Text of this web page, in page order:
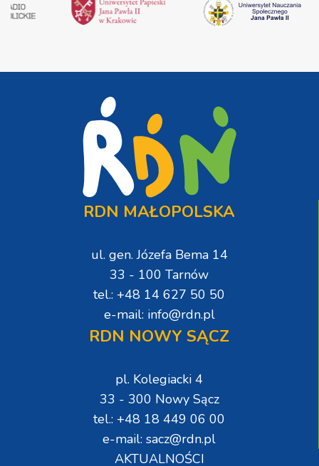
RDN MAŁOPOLSKA
ul. gen. Józefa Bema 14
33 - 100 Tarnów
tel.: +48 14 627 50 50
e-mail: info@rdn.pl
RDN NOWY SĄCZ
pl. Kolegiacki 4
33 - 300 Nowy Sącz
tel.: +48 18 449 06 00
e-mail: sacz@rdn.pl
AKTUALNOŚCI